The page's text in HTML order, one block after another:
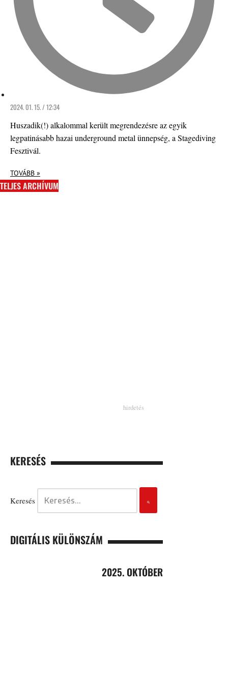
2024. 01. 15. / 12:34
Huszadik(!) alkalommal került megrendezésre az egyik
legpatinásabb hazai underground metal ünnepség, a Stagediving
Fesztivál.
TOVÁBB »
TELJES ARCHÍVUM
KERESÉS
Keresés
DIGITÁLIS KÜLÖNSZÁM
2025. OKTÓBER